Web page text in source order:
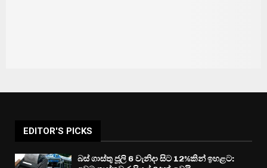
EDITOR'S PICKS
බස් ගාස්තු ජූලි 6 වැනිදා සිට 12%කින් ඉහළට: